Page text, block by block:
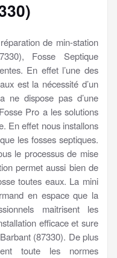
de min-station
Fosse Septique
En effet l’une des
est la nécessité d’un
ne dispose pas d’une
Pro a les solutions
En effet nous installons
les fosses septiques.
le processus de mise
permet aussi bien de
toutes eaux. La mini
en espace que la
maitrisent les
efficace et sure
(87330). De plus
toute les normes